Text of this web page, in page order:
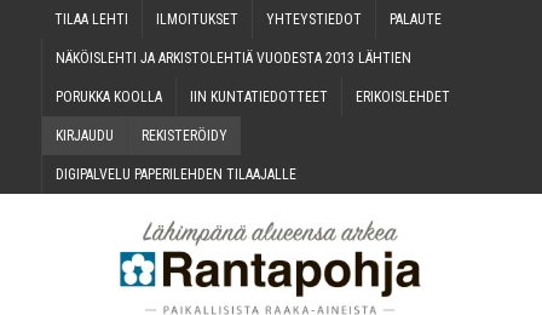
TILAA LEH­TI ILMOI­TUK­SET YHTEYS­TIE­DOT PALAU­TE
NÄKÖIS­LEH­TI JA ARKIS­TO­LEH­TIÄ VUO­DES­TA 2013 LÄHTIEN
PORUK­KA KOOLLA IIN KUN­TA­TIE­DOT­TEET ERI­KOIS­LEH­DET
KIR­JAU­DU REKIS­TE­RÖI­DY
DIGI­PAL­VE­LU PAPE­RI­LEH­DEN TILAAJALLE